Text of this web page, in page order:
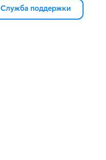
Служба поддержки